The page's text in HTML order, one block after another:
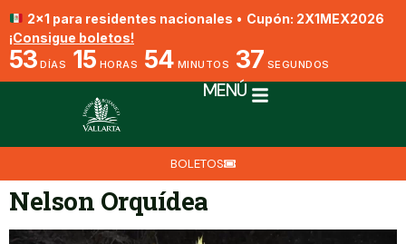
2x1 para residentes nacionales • Cupón: 2X1MEX2026
¡Consigue boletos!
53 DÍAS 15 HORAS 54 MINUTOS 37 SEGUNDOS
MENÚ
BOLETOS
Nelson Orquídea